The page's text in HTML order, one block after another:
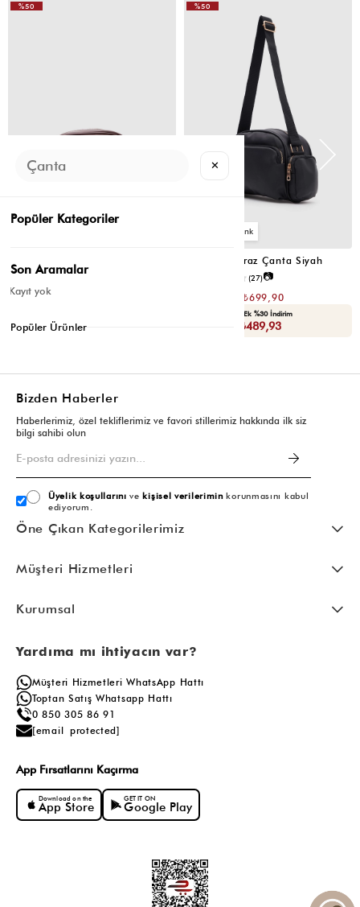
₺1.399,80
Sepette : ₺489,93
%50
Montes Çapraz Çanta Siyah
(27)📷
₺699,90
Seçili Ürünlerde Ek %30 İndirim
Sepette : ₺489,93
%50
Bizden Haberler
Haberlerimiz, özel tekliflerimiz ve favori stillerimiz hakkında ilk siz
bilgi sahibi olun
Üyelik koşullarını vekişisel verileriminkorunmasını kabul
ediyorum.
Öne Çıkan Kategorilerimiz
Müşteri Hizmetleri
Kurumsal
Yardıma mı ihtiyacın var?
Müşteri Hizmetleri WhatsApp Hattı
Toptan Satış Whatsapp Hattı
0 850 305 86 91
[email protected]
App Fırsatlarını Kaçırma
Download on the
App Store
GET IT ON
Google Play
✕
Popüler Kategoriler
Son Aramalar
Kayıt yok
Popüler Ürünler